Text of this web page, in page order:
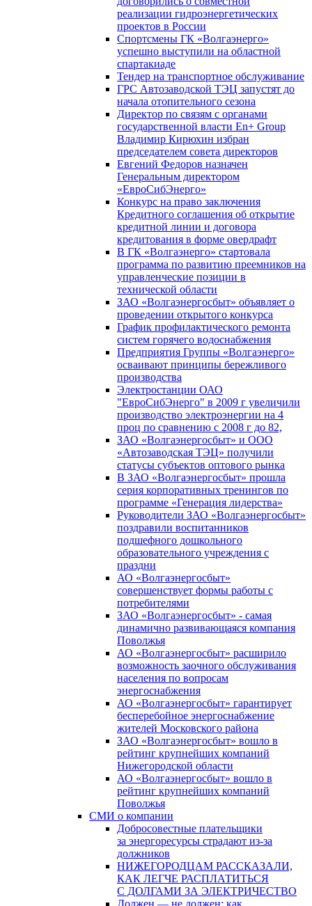
реализации гидроэнергетических
проектов в России
Спортсмены ГК «Волгаэнерго»
успешно выступили на областной
спартакиаде
Тендер на транспортное обслуживание
ГРС Автозаводской ТЭЦ запустят до
начала отопительного сезона
Директор по связям с органами
государственной власти En+ Group
Владимир Кирюхин избран
председателем совета директоров
Евгений Федоров назначен
Генеральным директором
«ЕвроСибЭнерго»
Конкурс на право заключения
Кредитного соглашения об открытие
кредитной линии и договора
кредитования в форме овердрафт
В ГК «Волгаэнерго» стартовала
программа по развитию преемников на
управленческие позиции в
технической области
ЗАО «Волгаэнергосбыт» объявляет о
проведении открытого конкурса
График профилактического ремонта
систем горячего водоснабжения
Предприятия Группы «Волгаэнерго»
осваивают принципы бережливого
производства
Электростанции ОАО
"ЕвроСибЭнерго" в 2009 г увеличили
производство электроэнергии на 4
проц по сравнению с 2008 г до 82,
ЗАО «Волгаэнергосбыт» и ООО
«Автозаводская ТЭЦ» получили
статусы субъектов оптового рынка
В ЗАО «Волгаэнергосбыт» прошла
серия корпоративных тренингов по
программе «Генерация лидерства»
Руководители ЗАО «Волгаэнергосбыт»
поздравили воспитанников
подшефного дошкольного
образовательного учреждения с
праздни
АО «Волгаэнергосбыт»
совершенствует формы работы с
потребителями
ЗАО «Волгаэнергосбыт» - самая
динамично развивающаяся компания
Поволжья
АО «Волгаэнергосбыт» расширило
возможность заочного обслуживания
населения по вопросам
энергоснабжения
АО «Волгаэнергосбыт» гарантирует
бесперебойное энергоснабжение
жителей Московского района
ЗАО «Волгаэнергосбыт» вошло в
рейтинг крупнейших компаний
Нижегородской области
АО «Волгаэнергосбыт» вошло в
рейтинг крупнейших компаний
Поволжья
СМИ о компании
Добросовестные плательщики
за энергоресурсы страдают из-за
должников
НИЖЕГОРОДЦАМ РАССКАЗАЛИ,
КАК ЛЕГЧЕ РАСПЛАТИТЬСЯ
С ДОЛГАМИ ЗА ЭЛЕКТРИЧЕСТВО